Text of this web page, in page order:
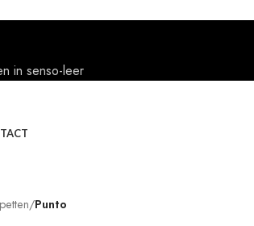
in senso-leer
/Punto